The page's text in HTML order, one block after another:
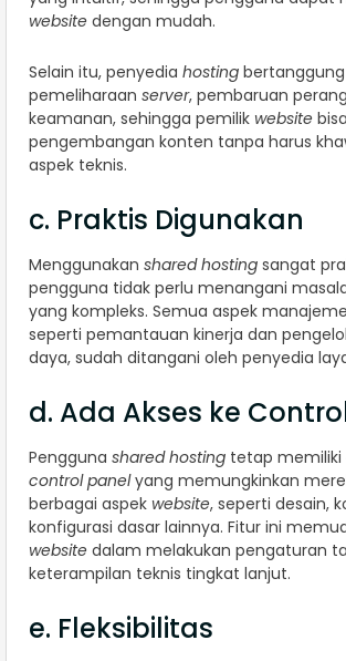
website dengan mudah.
Selain itu, penyedia hosting
pemeliharaan server, pembaruan
keamanan, sehingga pemilik website
pengembangan konten tanpa harus
aspek teknis.
c. Praktis Digunakan
Menggunakan shared hosting sangat
pengguna tidak perlu menangani
yang kompleks. Semua aspek
seperti pemantauan kinerja dan
daya, sudah ditangani oleh penyedia
d. Ada Akses ke
Pengguna shared hosting tetap memiliki
control panelyang memungkinkan
berbagai aspek website, seperti desain,
konfigurasi dasar lainnya. Fitur ini
website dalam melakukan pengaturan
keterampilan teknis tingkat lanjut.
e. Fleksibilitas